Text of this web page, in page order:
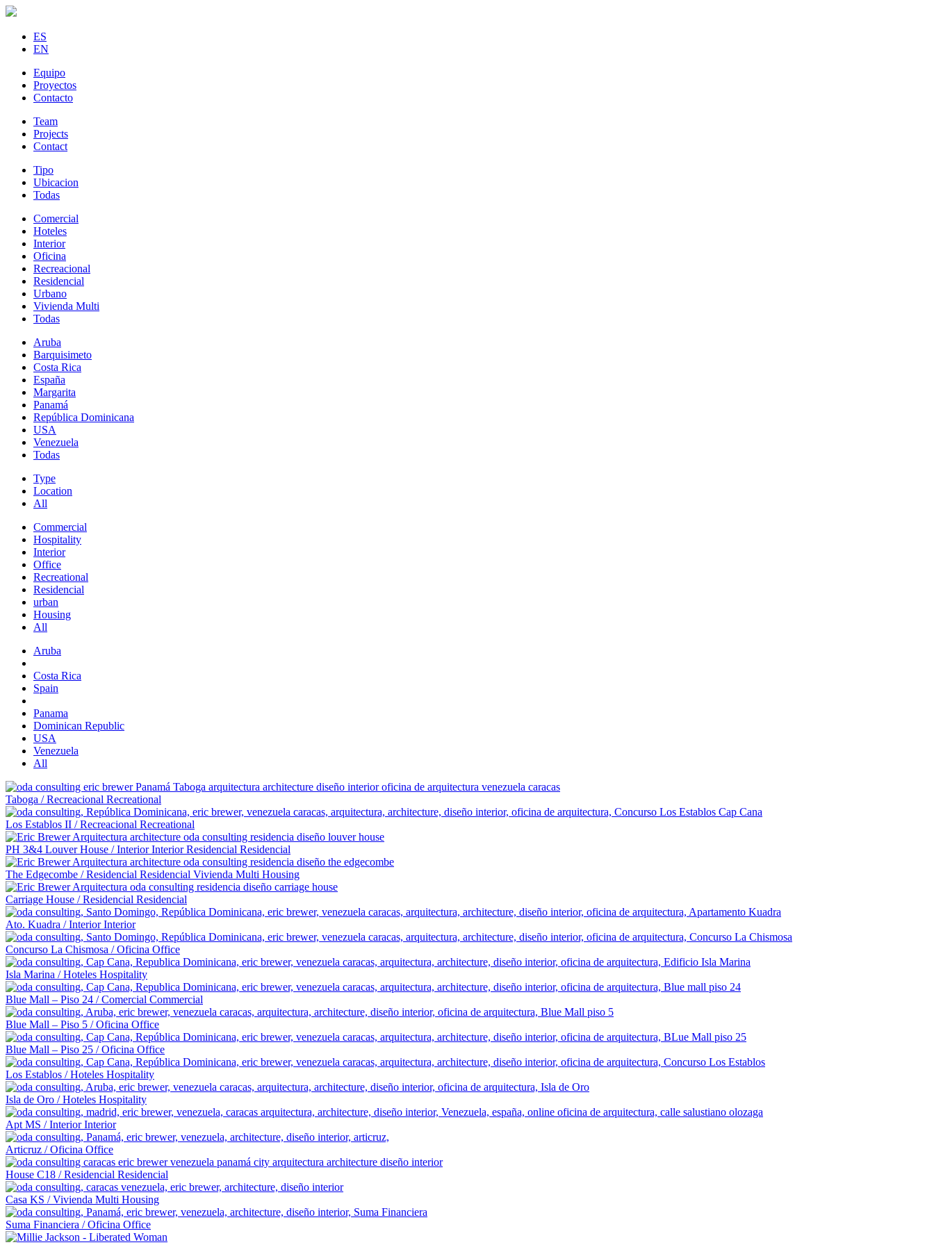
ES
EN
Equipo
Proyectos
Contacto
Team
Projects
Contact
Tipo
Ubicacion
Todas
Comercial
Hoteles
Interior
Oficina
Recreacional
Residencial
Urbano
Vivienda Multi
Todas
Aruba
Barquisimeto
Costa Rica
España
Margarita
Panamá
República Dominicana
USA
Venezuela
Todas
Type
Location
All
Commercial
Hospitality
Interior
Office
Recreational
Residencial
urban
Housing
All
Aruba
Costa Rica
Spain
Panama
Dominican Republic
USA
Venezuela
All
Taboga /Recreacional Recreational
Los Establos II /Recreacional Recreational
PH 3&4 Louver House /Interior Interior Residencial Residencial
The Edgecombe /Residencial Residencial Vivienda Multi Housing
Carriage House /Residencial Residencial
Ato. Kuadra /Interior Interior
Concurso La Chismosa /Oficina Office
Isla Marina /Hoteles Hospitality
Blue Mall – Piso 24 /Comercial Commercial
Blue Mall – Piso 5 /Oficina Office
Blue Mall – Piso 25 /Oficina Office
Los Establos /Hoteles Hospitality
Isla de Oro /Hoteles Hospitality
Apt MS /Interior Interior
Articruz /Oficina Office
House C18 /Residencial Residencial
Casa KS /Vivienda Multi Housing
Suma Financiera /Oficina Office